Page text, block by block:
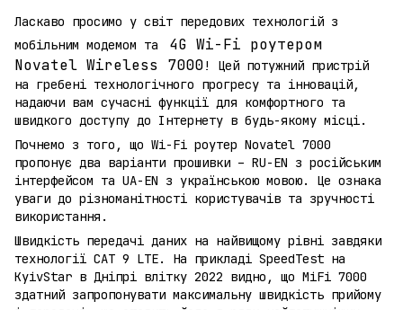
Ласкаво просимо у світ передових технологій з
мобільним модемом та
4G Wi-Fi роутером
Novatel Wireless 7000! Цей потужний пристрій
на гребені технологічного прогресу та інновацій,
надаючи вам сучасні функції для комфортного та
швидкого доступу до Інтернету в будь-якому місці.
Почнемо з того, що Wi-Fi роутер Novatel 7000
пропонує два варіанти прошивки – RU-EN з російським
інтерфейсом та UA-EN з українською мовою. Це ознака
уваги до різноманітності користувачів та зручності
використання.
Швидкість передачі даних на найвищому рівні завдяки
технології CAT 9 LTE. На прикладі SpeedTest на
KyivStar в Дніпрі влітку 2022 видно, що MiFi 7000
здатний запропонувати максимальну швидкість прийому